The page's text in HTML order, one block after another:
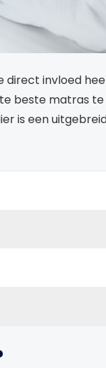
direct invloed
beste matras
is een